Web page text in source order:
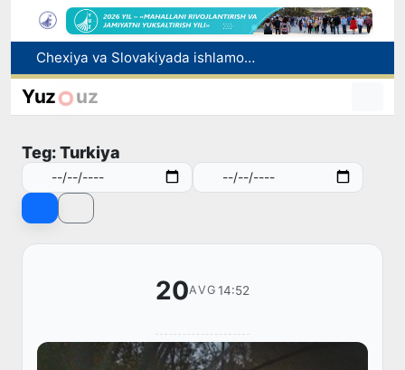
Bolaning familiyasiga otasining ismini berishga ruxsat beriladi
Behruz Karimov faoliyatini Shveytsariyaning «Lugano» klubida davom ettiradi
Chexiya va Slovakiyada ishlamoqchi bo‘lgan tibbiyot mutaxassislari ro‘yxatga olinadi
Yuz uz
Teg: Turkiya
20AVG 14:52